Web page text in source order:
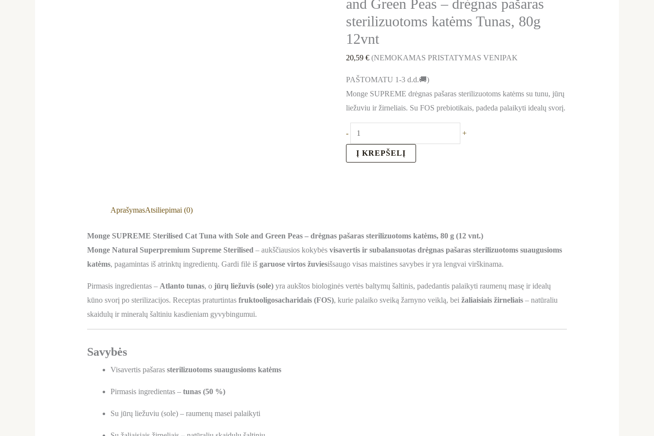
and Green Peas – drėgnas pašaras
sterilizuotoms katėms Tunas, 80g
12vnt
20,59€ (NEMOKAMAS PRISTATYMAS VENIPAK
PAŠTOMATU 1-3 d.d.🚚)
Monge SUPREME drėgnas pašaras sterilizuotoms katėms su tunu, jūrų
liežuviu ir žirneliais. Su FOS prebiotikais, padeda palaikyti idealų svorį.
-
12vnt
+
Į KREPŠELĮ
AprašymasAtsiliepimai (0)
Monge SUPREME Sterilised Cat Tuna with Sole and Green Peas – drėgnas pašaras sterilizuotoms katėms, 80 g (12 vnt.)
Monge Natural Superpremium Supreme Sterilised– aukščiausios kokybės visavertis ir subalansuotas drėgnas pašaras sterilizuotoms suaugusioms
katėms, pagamintas iš atrinktų ingredientų. Gardi filė iš garuose virtos žuviesišsaugo visas maistines savybes ir yra lengvai virškinama.
Pirmasis ingredientas – Atlanto tunas, o jūrų liežuvis (sole)yra aukštos biologinės vertės baltymų šaltinis, padedantis palaikyti raumenų masę ir idealų
kūno svorį po sterilizacijos. Receptas praturtintas fruktooligosacharidais (FOS), kurie palaiko sveiką žarnyno veiklą, bei žaliaisiais žirneliais– natūraliu
skaidulų ir mineralų šaltiniu kasdieniam gyvybingumui.
Savybės
Visavertis pašaras sterilizuotoms suaugusioms katėms
Pirmasis ingredientas – tunas (50 %)
Su jūrų liežuviu (sole) – raumenų masei palaikyti